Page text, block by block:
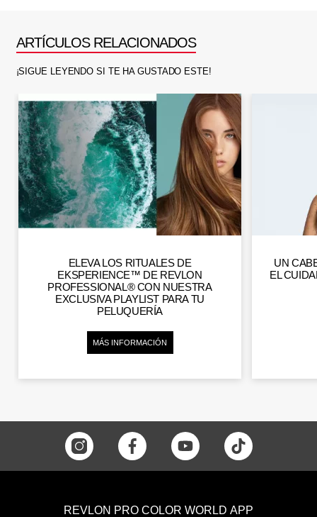
ARTÍCULOS RELACIONADOS
¡SIGUE LEYENDO SI TE HA GUSTADO ESTE!
ELEVA LOS RITUALES DE
EKSPERIENCE™ DE REVLON
PROFESSIONAL® CON NUESTRA
EXCLUSIVA PLAYLIST PARA TU
PELUQUERÍA
MÁS INFORMACIÓN
UN
EL
REVLON PRO COLOR WORLD APP